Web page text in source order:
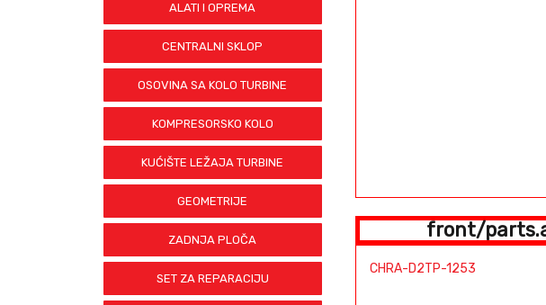
ALATI I OPREMA
CENTRALNI SKLOP
OSOVINA SA KOLO TURBINE
KOMPRESORSKO KOLO
KUĆIŠTE LEŽAJA TURBINE
GEOMETRIJE
ZADNJA PLOČA
SET ZA REPARACIJU
front/
CHRA-D2TP-1253